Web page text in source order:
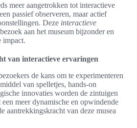
meer aangetrokken tot interactieve
passief observeren, maar actief
Deze interactieve
aan het museum bijzonder en
impact.
van interactieve ervaringen
de kans om te experimenteren
van spelletjes, hands-on
innovaties worden de zintuigen
meer dynamische en opwindende
aantrekkingskracht van deze musea